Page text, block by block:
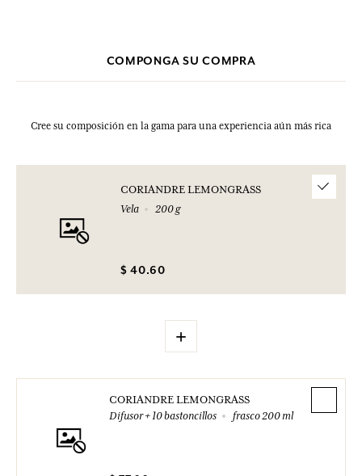
COMPONGA SU COMPRA
Cree su composición en la gama para una experiencia aún más rica
CORIANDRE LEMONGRASS
Vela
200 g
$ 40.60
+
CORIANDRE LEMONGRASS
Difusor + 10 bastoncillos
frasco 200 ml